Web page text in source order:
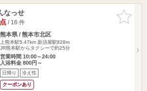
お気に入
りに追加
なっせ
/ 16 件
熊本県 / 熊本市北区
上熊本駅5.47km 新須屋駅828m
JR熊本駅からタクシーで約25分
営業時間 10:00～24:00
入浴料金 800円～
日帰り 冷え性
クーポンあり